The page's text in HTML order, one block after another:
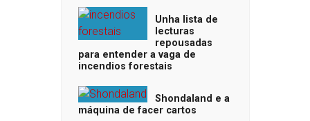
Unha lista de
lecturas
repousadas
para entender a vaga de
incendios forestais
Shondaland e a
máquina de facer cartos